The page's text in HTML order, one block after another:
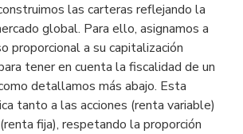
las carteras reflejando la
global. Para ello, asignamos a
proporcional a su capitalización
tener en cuenta la fiscalidad de un
detallamos más abajo. Esta
tanto a las acciones (renta variable)
fija), respetando la proporción